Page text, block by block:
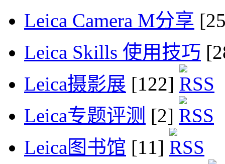
Leica Camera M分享
Leica Skills 使用技巧
Leica摄影展 [122]
Leica专题评测 [2]
Leica图书馆 [11]